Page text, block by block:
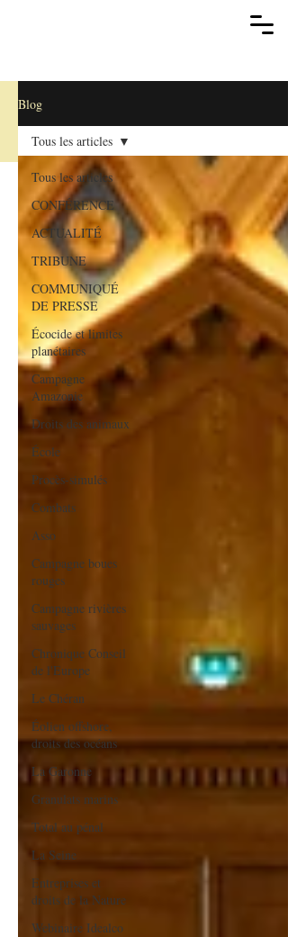
Blog.
Blog
Tous les articles
CONFÉRENCE
ACTUALITÉ
TRIBUNE
COMMUNIQUÉ
DE PRESSE
Écocide et limites
planétaires
Campagne
Amazonie
Droits des animaux
École
Procès-simulés
Combats
Asso
Campagne boues
rouges
Campagne rivières
sauvages
Chronique Conseil
de l'Europe
Le Chéran
Éolien offshore,
droits des océans
La Garonne
Granulats marins
Total au pénal
La Seine
Entreprises et
droits de la Nature
Webinaire Idealco
Tous les articles